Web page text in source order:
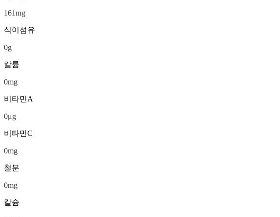
161mg
식이섬유
0g
칼륨
0mg
비타민A
0μg
비타민C
0mg
철분
0mg
칼슘